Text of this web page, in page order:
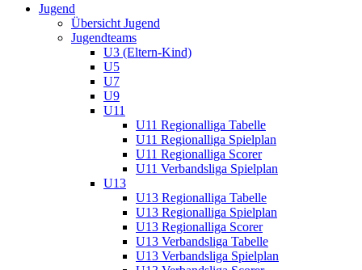
Jugend
Übersicht Jugend
Jugendteams
U3 (Eltern-Kind)
U5
U7
U9
U11
U11 Regionalliga Tabelle
U11 Regionalliga Spielplan
U11 Regionalliga Scorer
U11 Verbandsliga Spielplan
U13
U13 Regionalliga Tabelle
U13 Regionalliga Spielplan
U13 Regionalliga Scorer
U13 Verbandsliga Tabelle
U13 Verbandsliga Spielplan